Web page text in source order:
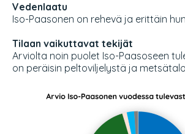
Vedenlaatu
Iso-Paasonen on rehevä ja erittäin
Tilaan vaikuttavat tekijät
Arviolta noin puolet Iso-Paasoseen
on peräisin peltoviljelystä ja